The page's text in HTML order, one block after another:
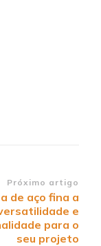
Próximo artigo
de aço fina a
e
para o
seu projeto